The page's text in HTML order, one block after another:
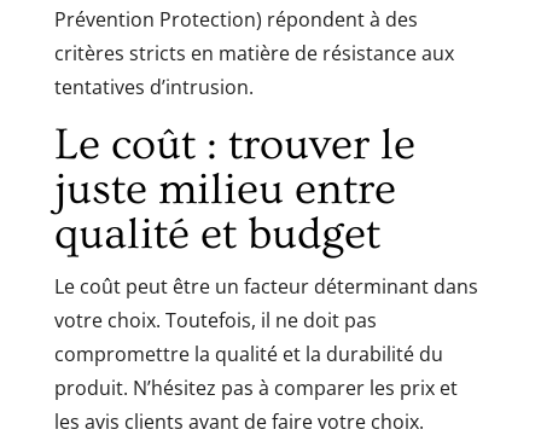
Prévention Protection) répondent à des
critères stricts en matière de résistance aux
tentatives d’intrusion.
Le coût : trouver le
juste milieu entre
qualité et budget
Le coût peut être un facteur déterminant dans
votre choix. Toutefois, il ne doit pas
compromettre la qualité et la durabilité du
produit. N’hésitez pas à comparer les prix et
les avis clients avant de faire votre choix.